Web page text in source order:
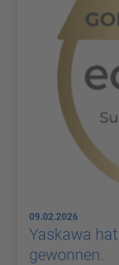
09.02.2026
Yaskawa
gewonnen.